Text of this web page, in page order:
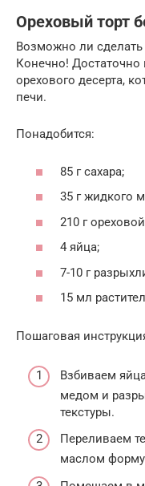
Ореховый торт
Возможно ли сделать
Конечно! Достаточно
орехового десерта,
печи.
Понадобится:
85 г сахара;
35 г жидкого
210 г
4 яйца;
7-10 г
15 мл
Пошаговая
Взбиваем
медом и
текстуры.
Переливаем
маслом